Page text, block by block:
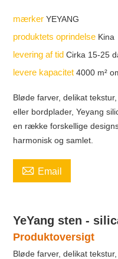
mærkerYEYANG
produktets oprindelse Kina
levering af tidCirka 15-25
levere kapacitet4000 m²
Bløde farver, delikat
eller bordplader, Yeyang
en række forskellige
harmonisk og samlet.
 Email
YeYang sten -
Produktoversigt
Bløde farver, delikat